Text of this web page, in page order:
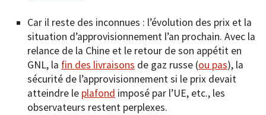
Car il reste des inconnues : l’évolution des prix et la
situation d’approvisionnement l’an prochain. Avec la
relance de la Chine et le retour de son appétit en
GNL, la fin des livraisons de gaz russe (ou pas), la
sécurité de l’approvisionnement si le prix devait
atteindre le plafond imposé par l’UE, etc., les
observateurs restent perplexes.